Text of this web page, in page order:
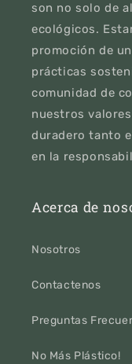
son no solo de
ecológicos.
promoción de
prácticas
comunidad de
nuestros
duradero tanto
en la
Acerca de
Nosotros
Contactenos
Preguntas
No Más Plástico!